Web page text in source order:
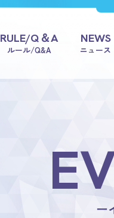
RULE/Q＆A
ルール/Q&A
NEWS
ニュース
ー